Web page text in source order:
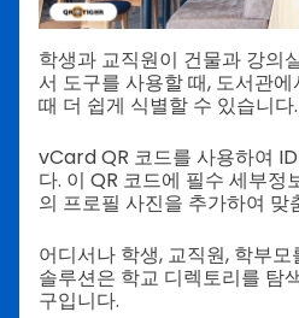
학생과 교직원이 건물과 강의
서 도구를 사용할 때, 도서관
때 더 쉽게 식별할 수 있습니다.
vCard QR 코드를 사용하여
다. 이 QR 코드에 필수 세부정
의 프로필 사진을 추가하여 맞
어디서나 학생, 교직원, 학부
솔루션은 학교 디렉토리를 탐
구입니다.